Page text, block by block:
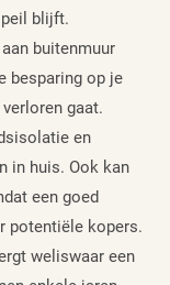
blijft.
buitenmuur
besparing op je
gaat.
en
in huis. Ook kan
een goed
potentiële kopers.
weliswaar een